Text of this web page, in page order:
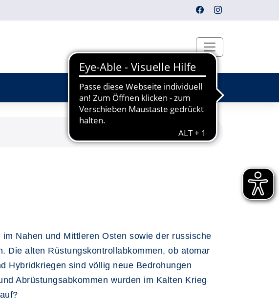
Nahen und Mittleren Osten sowie der russische
Die alten Rüstungskontrollabkommen, ob atomar
Hybridkriegen sind völlig neue Bedrohungen
Abrüstungsabkommen wurden im Kalten Krieg